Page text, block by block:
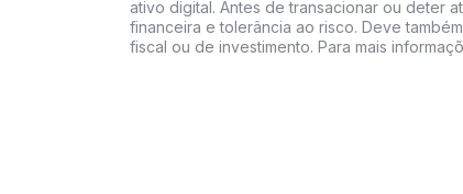
ativo digital. Antes de transacionar ou deter
financeira e tolerância ao risco. Deve
fiscal ou de investimento. Para mais